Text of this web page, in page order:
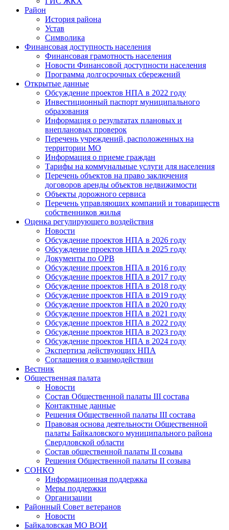
Район
История района
Устав
Символика
Финансовая доступность населения
Финансовая грамотность населения
Новости Финансовой доступности населения
Программа долгосрочных сбережений
Открытые данные
Обсуждение проектов НПА в 2022 году
Инвестиционный паспорт муниципального
образования
Информация о результатах плановых и
внеплановых проверок
Перечень учреждений, расположенных на
территории МО
Информация о приеме граждан
Тарифы на коммунальные услуги для населения
Перечень объектов на право заключения
договоров аренды объектов недвижимости
Объекты дорожного сервиса
Перечень управляющих компаний и товариществ
собственников жилья
Оценка регулирующего воздействия
Новости
Обсуждение проектов НПА в 2026 году
Обсуждение проектов НПА в 2025 году
Документы по ОРВ
Обсуждение проектов НПА в 2016 году
Обсуждение проектов НПА в 2017 году
Обсуждение проектов НПА в 2018 году
Обсуждение проектов НПА в 2019 году
Обсуждение проектов НПА в 2020 году
Обсуждение проектов НПА в 2021 году
Обсуждение проектов НПА в 2022 году
Обсуждение проектов НПА в 2023 году
Обсуждение проектов НПА в 2024 году
Экспертиза действующих НПА
Соглашения о взаимодействии
Вестник
Общественная палата
Новости
Состав Общественной палаты III состава
Контактные данные
Решения Общественной палаты III состава
Правовая основа деятельности Общественной
палаты Байкаловского муниципального района
Свердловской области
Состав общественной палаты II созыва
Решения Общественной палаты II созыва
СОНКО
Информационная поддержка
Меры поддержки
Организации
Районный Совет ветеранов
Новости
Байкаловская МО ВОИ